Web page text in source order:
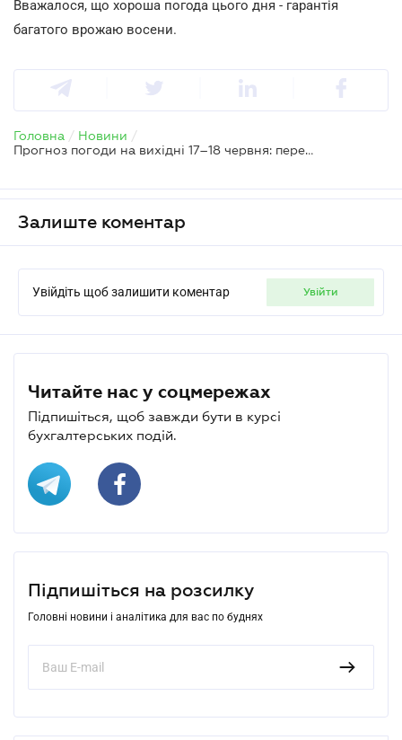
Вважалося, що хороша погода цього дня - гарантія
багатого врожаю восени.
Головна / Новини /
Прогноз погоди на вихідні 17–18 червня: переважно тепло й дощитиме
Залиште коментар
Увійдіть щоб залишити коментар увійти
Читайте нас у соцмережах
Підпишіться, щоб завжди бути в курсі
бухгалтерських подій.
Підпишіться на розсилку
Головні новини і аналітика для вас по буднях